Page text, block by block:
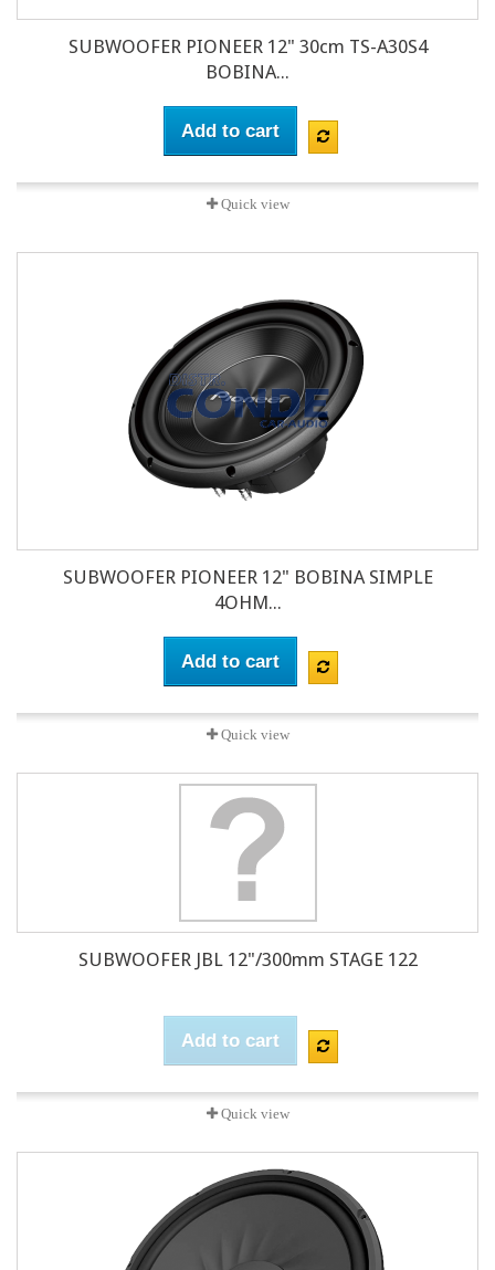
SUBWOOFER PIONEER 12" 30cm TS-A30S4
BOBINA...
Add to cart
Quick view
SUBWOOFER PIONEER 12" BOBINA SIMPLE
4OHM...
Add to cart
Quick view
SUBWOOFER JBL 12"/300mm STAGE 122
Add to cart
Quick view